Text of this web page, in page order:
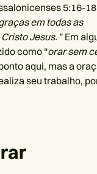
5:16-
em todas as
Jesus. ” Em
como “orar sem
aqui, mas a
seu trabalho,